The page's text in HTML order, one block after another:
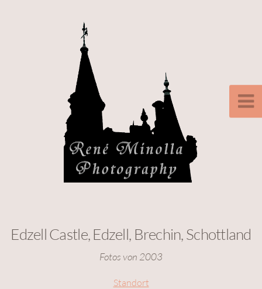
Edzell Castle, Edzell, Brechin, Schottland
Fotos von 2003
Standort